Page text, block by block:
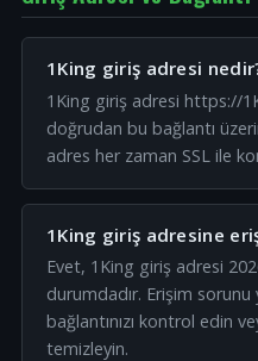
1King giriş adresi
1King giriş adresi https://
doğrudan bu bağlantı
adres her zaman SSL ile
1King giriş adresine
Evet, 1King giriş adresi
durumdadır. Erişim
bağlantınızı kontrol edin
temizleyin.